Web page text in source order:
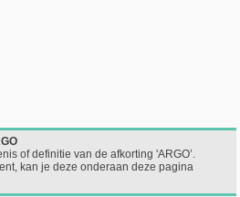
of definitie van de afkorting 'ARGO’.
kan je deze onderaan deze pagina